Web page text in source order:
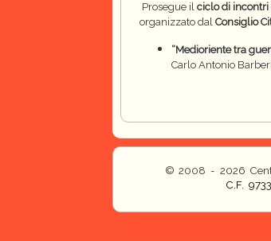
Prosegue il ciclo di
organizzato dal Consiglio
“Medioriente tra
Carlo Antonio
© 2008 - 2026
C.F.